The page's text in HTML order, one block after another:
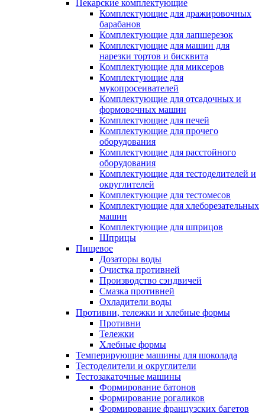
Пекарские комплектующие
Комплектующие для дражировочных
барабанов
Комплектующие для лапшерезок
Комплектующие для машин для
нарезки тортов и бисквита
Комплектующие для миксеров
Комплектующие для
мукопросеивателей
Комплектующие для отсадочных и
формовочных машин
Комплектующие для печей
Комплектующие для прочего
оборудования
Комплектующие для расстойного
оборудования
Комплектующие для тестоделителей и
округлителей
Комплектующие для тестомесов
Комплектующие для хлеборезательных
машин
Комплектующие для шприцов
Шприцы
Пищевое
Дозаторы воды
Очистка противней
Производство сэндвичей
Смазка противней
Охладители воды
Противни, тележки и хлебные формы
Противни
Тележки
Хлебные формы
Темперирующие машины для шоколада
Тестоделители и округлители
Тестозакаточные машины
Формирование батонов
Формирование рогаликов
Формирование французских багетов